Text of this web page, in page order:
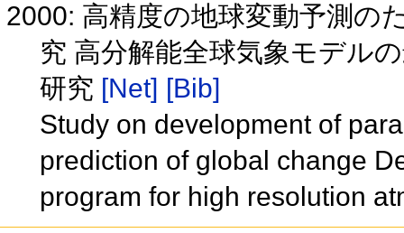
2000: 高精度の地球変動予測の
究 高分解能全球気象モデル
研究 [Net] [Bib]
Study on development of
prediction of global change
program for high resolution